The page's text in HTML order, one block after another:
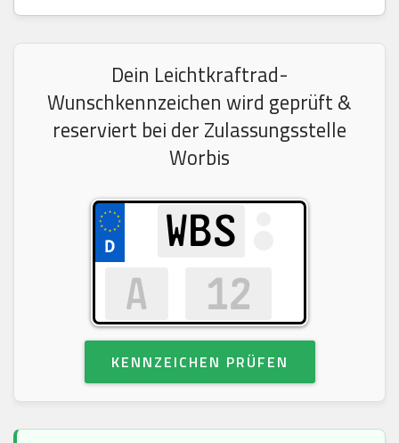
Dein Leichtkraftrad-
Wunschkennzeichen wird geprüft &
reserviert bei der Zulassungsstelle
Worbis
KENNZEICHEN PRÜFEN